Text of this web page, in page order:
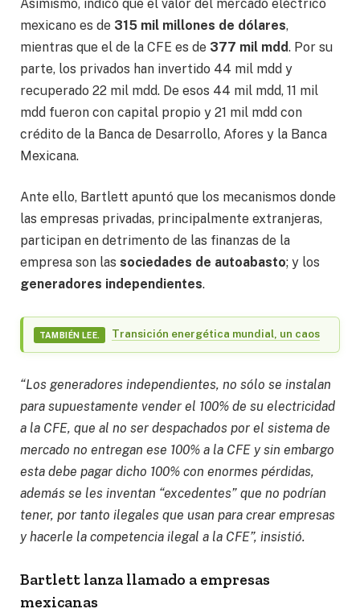
Asimismo, indicó que el valor del mercado eléctrico
mexicano es de 315 mil millones de dólares,
mientras que el de la CFE es de 377 mil mdd. Por su
parte, los privados han invertido 44 mil mdd y
recuperado 22 mil mdd. De esos 44 mil mdd, 11 mil
mdd fueron con capital propio y 21 mil mdd con
crédito de la Banca de Desarrollo, Afores y la Banca
Mexicana.
Ante ello, Bartlett apuntó que los mecanismos donde
las empresas privadas, principalmente extranjeras,
participan en detrimento de las finanzas de la
empresa son las sociedades de autoabasto; y los
generadores independientes.
TAMBIÉN LEE. Transición energética mundial, un caos
“Los generadores independientes, no sólo se instalan
para supuestamente vender el 100% de su electricidad
a la CFE, que al no ser despachados por el sistema de
mercado no entregan ese 100% a la CFE y sin embargo
esta debe pagar dicho 100% con enormes pérdidas,
además se les inventan “excedentes” que no podrían
tener, por tanto ilegales que usan para crear empresas
y hacerle la competencia ilegal a la CFE”, insistió.
Bartlett lanza llamado a empresas
mexicanas